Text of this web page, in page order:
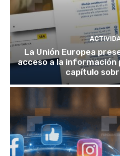
La Unión Europea
acceso a la información
capítulo